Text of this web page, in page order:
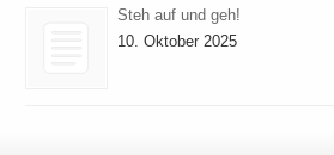
Steh auf und geh!
10. Oktober 2025